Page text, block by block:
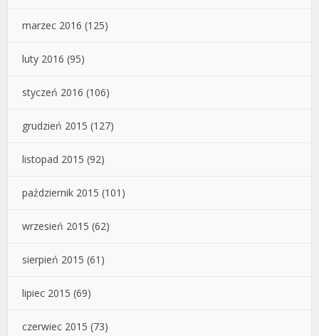
marzec 2016 (125)
luty 2016 (95)
styczeń 2016 (106)
grudzień 2015 (127)
listopad 2015 (92)
październik 2015 (101)
wrzesień 2015 (62)
sierpień 2015 (61)
lipiec 2015 (69)
czerwiec 2015 (73)